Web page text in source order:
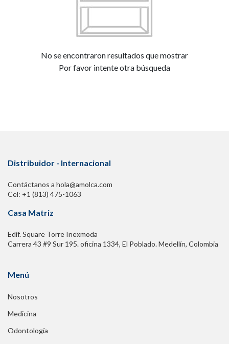
No se encontraron resultados que mostrar
Por favor intente otra búsqueda
Distribuidor - Internacional
Contáctanos a hola@amolca.com
Cel: +1 (813) 475-1063
Casa Matriz
Edif. Square Torre Inexmoda
Carrera 43 #9 Sur 195. oficina 1334, El Poblado. Medellín, Colombia
Menú
Nosotros
Medicina
Odontología